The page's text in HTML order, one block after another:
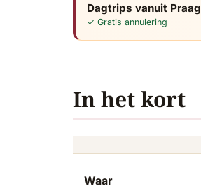
Dagtrips vanuit Praag
✓ Gratis annulering
In het kort
Waar